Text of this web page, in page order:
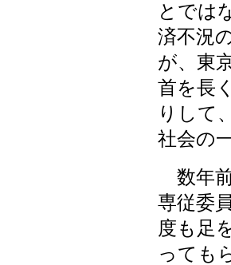
とでは
済不況
が、東
首を長
りして
社会の
数年
専従委
度も足
っても